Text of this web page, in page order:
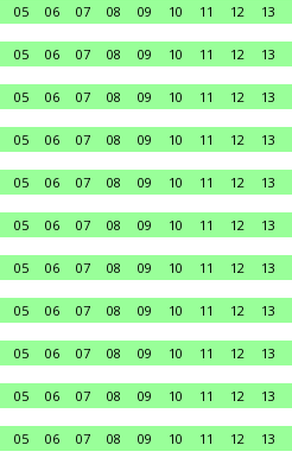
05 06 07 08 09 10 11 12 13
05 06 07 08 09 10 11 12 13
05 06 07 08 09 10 11 12 13
05 06 07 08 09 10 11 12 13
05 06 07 08 09 10 11 12 13
05 06 07 08 09 10 11 12 13
05 06 07 08 09 10 11 12 13
05 06 07 08 09 10 11 12 13
05 06 07 08 09 10 11 12 13
05 06 07 08 09 10 11 12 13
05 06 07 08 09 10 11 12 13